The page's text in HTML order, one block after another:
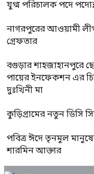
যুগ্ম পরিচালক পদে
নাগরপুরের আওয়ামী
গ্রেফতার
বগুড়ার শাহজাহানপুরে
পায়ের ইনফেকশন এর
দুঃখিনী মা
কুড়িগ্রামের নতুন ডিসি
পবিত্র ঈদে তৃনমুল
শারমিন আক্তার